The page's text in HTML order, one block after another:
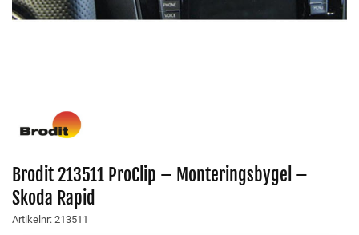
Brodit 213511 ProClip – Monteringsbygel –
Skoda Rapid
Artikelnr: 213511